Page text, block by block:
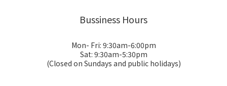
Bussiness Hours
Mon- Fri: 9:30am-6:00pm
Sat: 9:30am-5:30pm
(Closed on Sundays and public holidays)